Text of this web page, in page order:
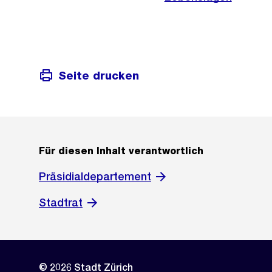
Seite drucken
Für diesen Inhalt verantwortlich
Präsidialdepartement
Stadtrat
© 2026 Stadt Zürich